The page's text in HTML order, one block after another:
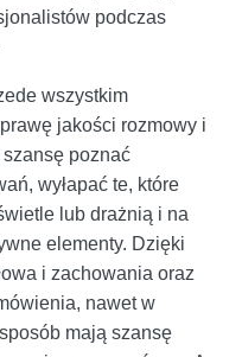
podczas
wszystkim
jakości rozmowy i
poznać
wyłapać te, które
lub drażnią i na
elementy. Dzięki
i zachowania oraz
nawet w
mają szansę